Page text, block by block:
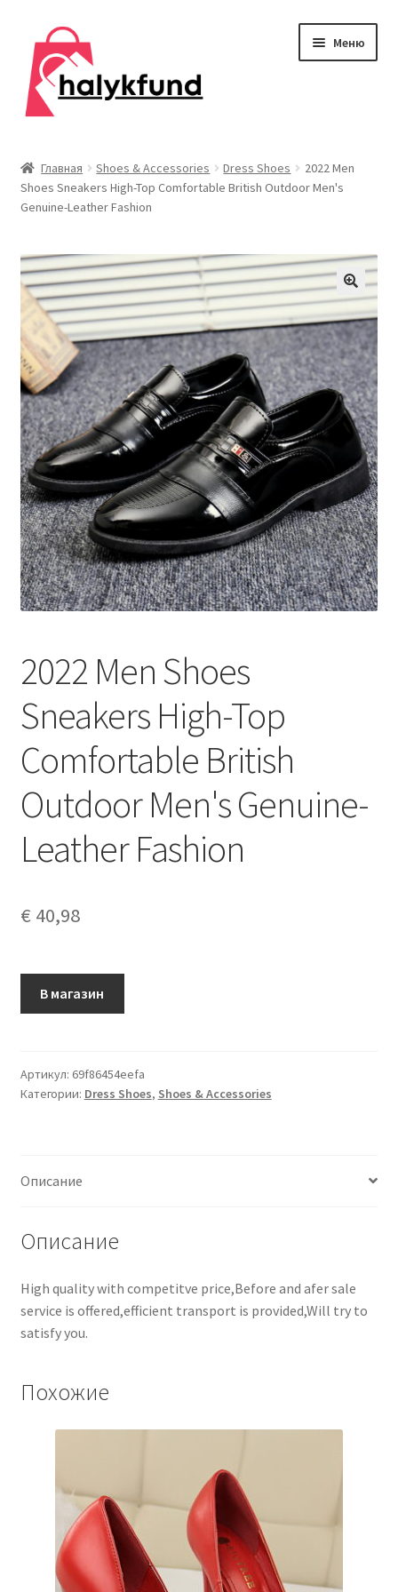
Перейти
навигации
Перейти
содержимому
Меню
Главная
Контакты
Дом и сад
меню
Одежда
меню
Публикации
Главная Shoes & Accessories Dress Shoes
2022 Men
Shoes Sneakers High-Top Comfortable British Outdoor Men's
Genuine-Leather Fashion
2022 Men Shoes
Sneakers High-Top
Comfortable British
Outdoor Men's Genuine-
Leather Fashion
€ 40,98
В магазин
Артикул: 69f86454eefa
Категории: Dress Shoes, Shoes & Accessories
Описание
Описание
High quality with competitve price,Before and afer sale
service is offered,efficient transport is provided,Will try to
satisfy you.
Похожие